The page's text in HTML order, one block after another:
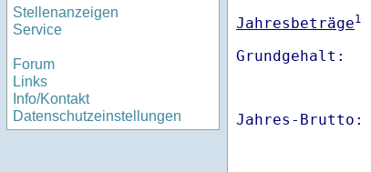
Stellenanzeigen
Service
Forum
Links
Info/Kontakt
Datenschutzeinstellungen
Jahresbeträge1